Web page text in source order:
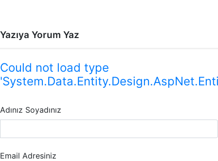
Yazıya Yorum Yaz
Could not load type
Adınız Soyadınız
Email Adresiniz